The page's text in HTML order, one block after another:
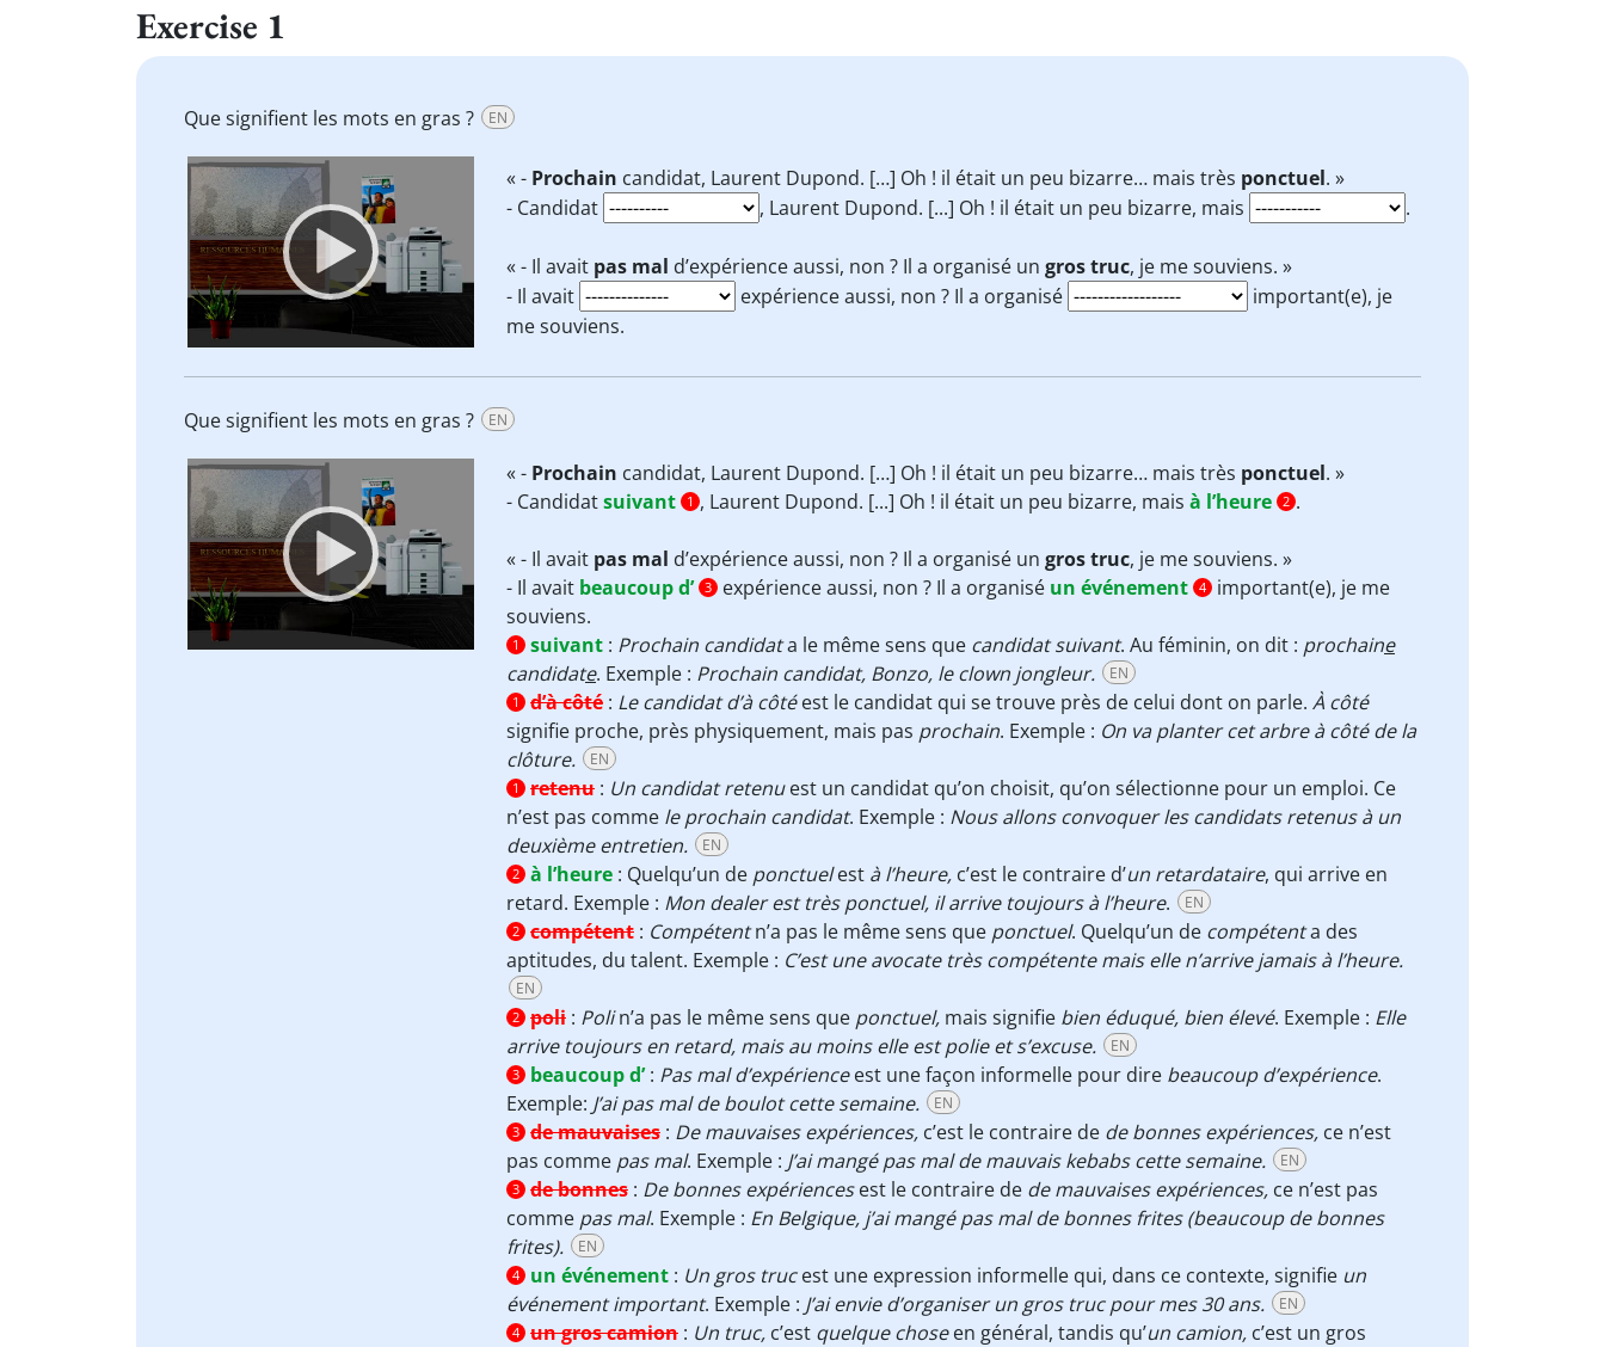
Exercise 1
Que signifient les mots en gras ? EN
Video
Player
« - Prochain candidat, Laurent Dupond. […] Oh ! il était un peu bizarre… mais très ponctuel. »
- Candidat
, Laurent Dupond. [...] Oh ! il était un peu bizarre, mais .
« - Il avait pas mal d’expérience aussi, non ? Il a organisé un gros truc, je me souviens. »
- Il avait
expérience aussi, non ? Il a organisé
important(e), je
me souviens.
Que signifient les mots en gras ? EN
Video
Player
« - Prochain candidat, Laurent Dupond. […] Oh ! il était un peu bizarre… mais très ponctuel. »
- Candidatsuivant 1 , Laurent Dupond. [...] Oh ! il était un peu bizarre, mais à l’heure 2 .
« - Il avait pas mal d’expérience aussi, non ? Il a organisé un gros truc, je me souviens. »
- Il avait beaucoup d’ 3 expérience aussi, non ? Il a organisé un événement 4
important(e), je me
souviens.
1 suivant : Prochain candidata le même sens que candidat suivant. Au féminin, on dit : prochaine
candidate. Exemple : Prochain candidat, Bonzo, le clown jongleur. EN
1 d’à côté : Le candidat d’à côtéest le candidat qui se trouve près de celui dont on parle. À côté
signifie proche, près physiquement, mais pas prochain. Exemple : On va planter cet arbre à côté de la
clôture.
EN
1 retenu : Un candidat retenuest un candidat qu’on choisit, qu’on sélectionne pour un emploi. Ce
n’est pas comme le prochain candidat. Exemple : Nous allons convoquer les candidats retenus à un
deuxième entretien.
EN
2 à l’heure : Quelqu’un de ponctuelest à l’heure, c’est le contraire d’un retardataire, qui arrive en
retard. Exemple : Mon dealer est très ponctuel, il arrive toujours à l’heure. EN
2 compétent : Compétentn’a pas le même sens que ponctuel. Quelqu’un de compétenta des
aptitudes, du talent. Exemple : C’est une avocate très compétente mais elle n’arrive jamais à l’heure.
EN
2 poli : Polin’a pas le même sens que ponctuel, mais signifie bien éduqué, bien élevé. Exemple : Elle
arrive toujours en retard, mais au moins elle est polie et s’excuse.
EN
3 beaucoup d’: Pas mal d’expérienceest une façon informelle pour dire beaucoup d’expérience.
Exemple: J’ai pas mal de boulot cette semaine. EN
3 de mauvaises : De mauvaises expériences, c’est le contraire de de bonnes expériences, ce n’est
pas comme pas mal. Exemple : J’ai mangé pas mal de mauvais kebabs cette semaine. EN
3 de bonnes : De bonnes expériencesest le contraire de de mauvaises expériences, ce n’est pas
comme pas mal. Exemple : En Belgique, j’ai mangé pas mal de bonnes frites (beaucoup de bonnes
frites).
EN
4 un événement : Un gros trucest une expression informelle qui, dans ce contexte, signifie un
événement important. Exemple : J’ai envie d’organiser un gros truc pour mes 30 ans. EN
4 un gros camion : Un truc, c’est quelque choseen général, tandis qu’un camion, c’est un gros